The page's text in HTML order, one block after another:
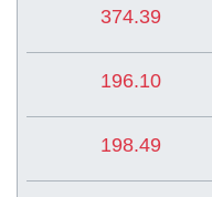
374.39
196.10
198.49